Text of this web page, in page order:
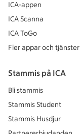
ICA-appen
ICA Scanna
ICA ToGo
Fler appar och tjänster
Stammis på ICA
Bli stammis
Stammis Student
Stammis Husdjur